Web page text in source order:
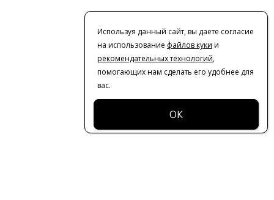
Используя данный сайт, вы даете согласие
на использование файлов куки и
рекомендательных технологий,
помогающих нам сделать его удобнее для
вас.